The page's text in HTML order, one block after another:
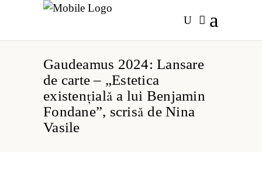
Gaudeamus 2024: Lansare
de carte – „Estetica
existențială a lui Benjamin
Fondane”, scrisă de Nina
Vasile